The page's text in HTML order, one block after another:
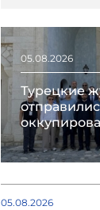
05.08.2026
Турецкие
05.08.2026